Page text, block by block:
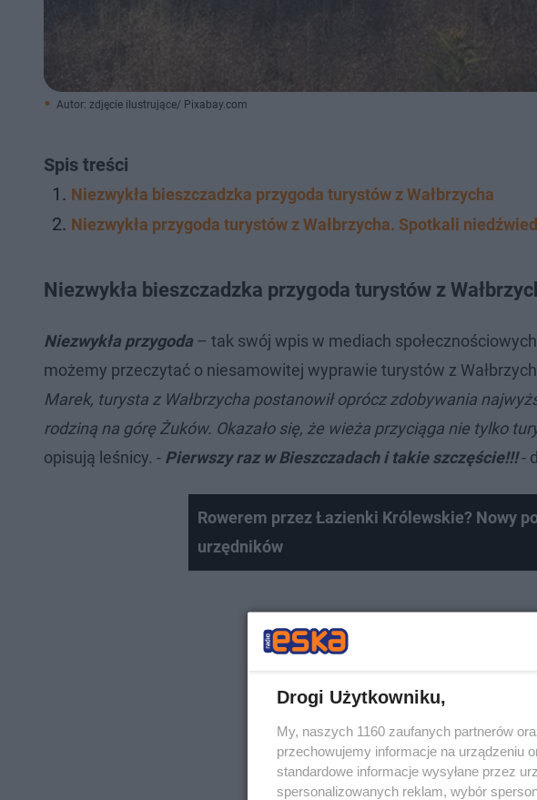
Autor: zdjęcie ilustrujące/ Pixabay.com
Spis treści
Niezwykła bieszczadzka przygoda turystów z Wałbrzycha
Niezwykła przygoda turystów z Wałbrzycha. Spotkali
Niezwykła bieszczadzka przygoda turystów z
Niezwykła przygoda – tak swój wpis w mediach
możemy przeczytać o niesamowitej wyprawie turystów z
Marek, turysta z Wałbrzycha postanowił oprócz zdobywania
rodziną na górę Żuków. Okazało się, że wieża przyciąga nie tylko
opisują leśnicy. - Pierwszy raz w Bieszczadach i takie szczęście!!!-
Rowerem przez Łazienki Królewskie? Nowy
urzędników
Drogi Użytkowniku,
My, naszych 1160 zaufanych partnerów
przechowujemy informacje na urządzeniu
standardowe informacje wysyłane przez
spersonalizowanych reklam, wybór